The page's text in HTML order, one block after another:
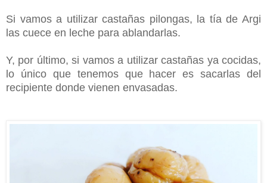
Si vamos a utilizar castañas pilongas, la tía de Argi
las cuece en leche para ablandarlas.
Y, por último, si vamos a utilizar castañas ya cocidas,
lo único que tenemos que hacer es sacarlas del
recipiente donde vienen envasadas.